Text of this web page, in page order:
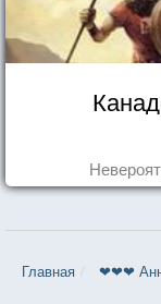
Главная ❤❤❤